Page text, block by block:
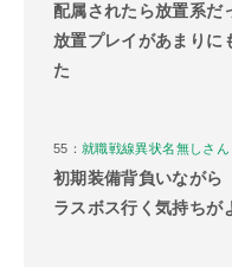
配属されたら放置系だ
放置プレイがあまりに
た
55：就職戦線異状名無しさん
初期装備背負いながら
ラスボス行く気持ちが